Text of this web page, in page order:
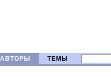
АВТОРЫ ТЕМЫ